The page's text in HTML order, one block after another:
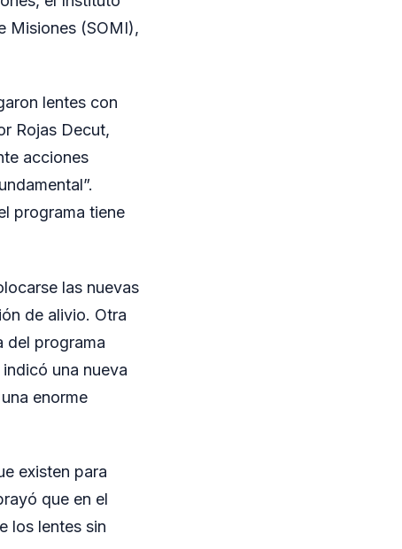
Misiones (SOMI),
lentes con
Rojas Decut,
acciones
programa tiene
las nuevas
de alivio. Otra
del programa
una nueva
enorme
existen para
que en el
los lentes sin